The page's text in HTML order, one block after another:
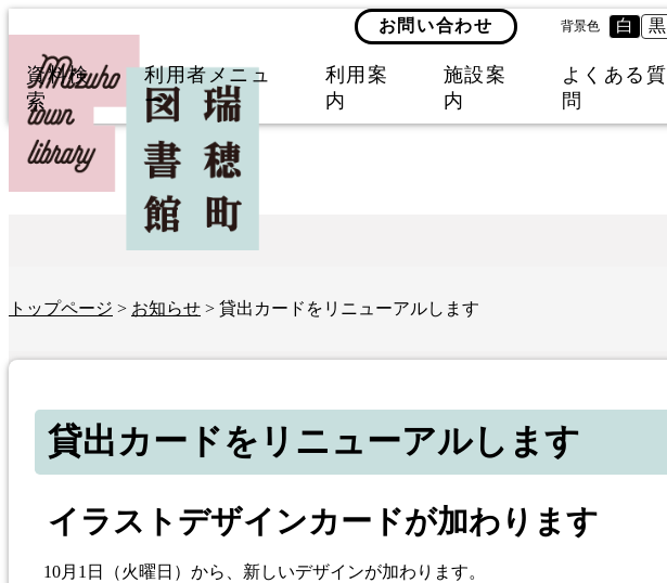
お問い合わせ 背景色 白 黒
資料検
索
利用者メニュ
ー
利用案
内
施設案
内
よくある質
問
トップページ > お知らせ > 貸出カードをリニューアルします
貸出カードをリニューアルします
イラストデザインカードが加わります
10月1日（火曜日）から、新しいデザインが加わります。